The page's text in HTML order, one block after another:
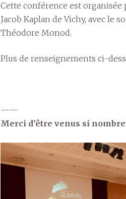
Cette conférence est organisée
Jacob Kaplan de Vichy, avec le
Théodore Monod.
Plus de renseignements ci-
——
Merci d’être venus si